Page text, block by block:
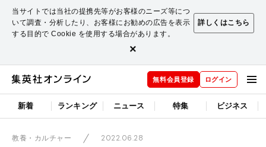
当サイトでは当社の提携先等がお客様のニーズ等につ
いて調査・分析したり、お客様にお勧めの広告を表示
する目的で Cookie を使用する場合があります。
詳しくはこちら
×
無料会員登録 ログイン
新着 ランキング ニュース 特集 ビジネス
教養・カルチャー 2022.06.28